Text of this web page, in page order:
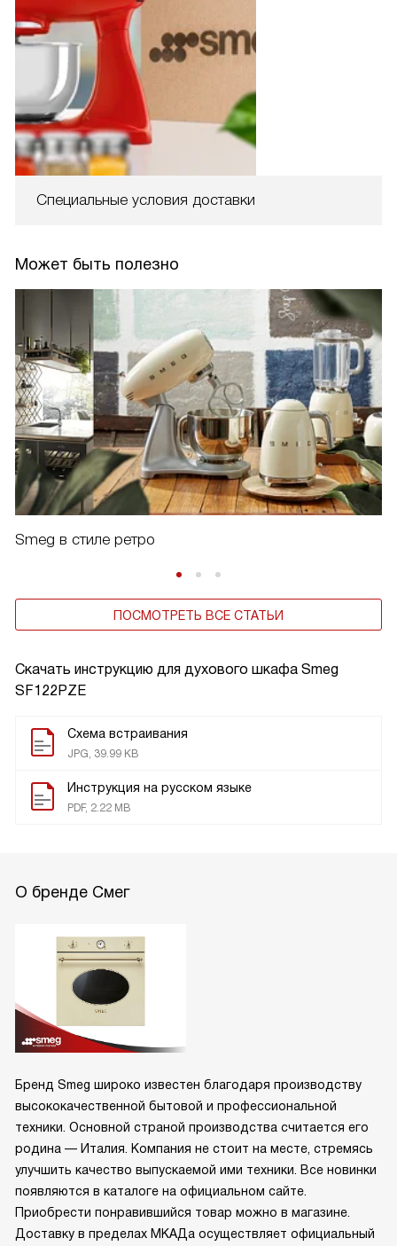
Скачать инструкцию для духового шкафа Smeg
SF122PZE
Схема встраивания
JPG, 39.99 KB
Инструкция на русском языке
PDF, 2.22 MB
Специальные условия доставки
Может быть полезно
Smeg в стиле ретро
ПОСМОТРЕТЬ ВСЕ СТАТЬИ
О бренде Смег
Бренд Smeg широко известен благодаря производству
высококачественной бытовой и профессиональной
техники. Основной страной производства считается его
родина — Италия. Компания не стоит на месте, стремясь
улучшить качество выпускаемой ими техники. Все новинки
появляются в каталоге на официальном сайте.
Приобрести понравившийся товар можно в магазине.
Доставку в пределах МКАДа осуществляет официальный